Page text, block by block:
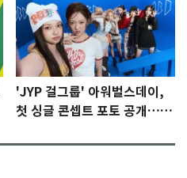
'JYP 걸그룹' 아워벌스데이,
첫 싱글 콘셉트 포토 공개…청